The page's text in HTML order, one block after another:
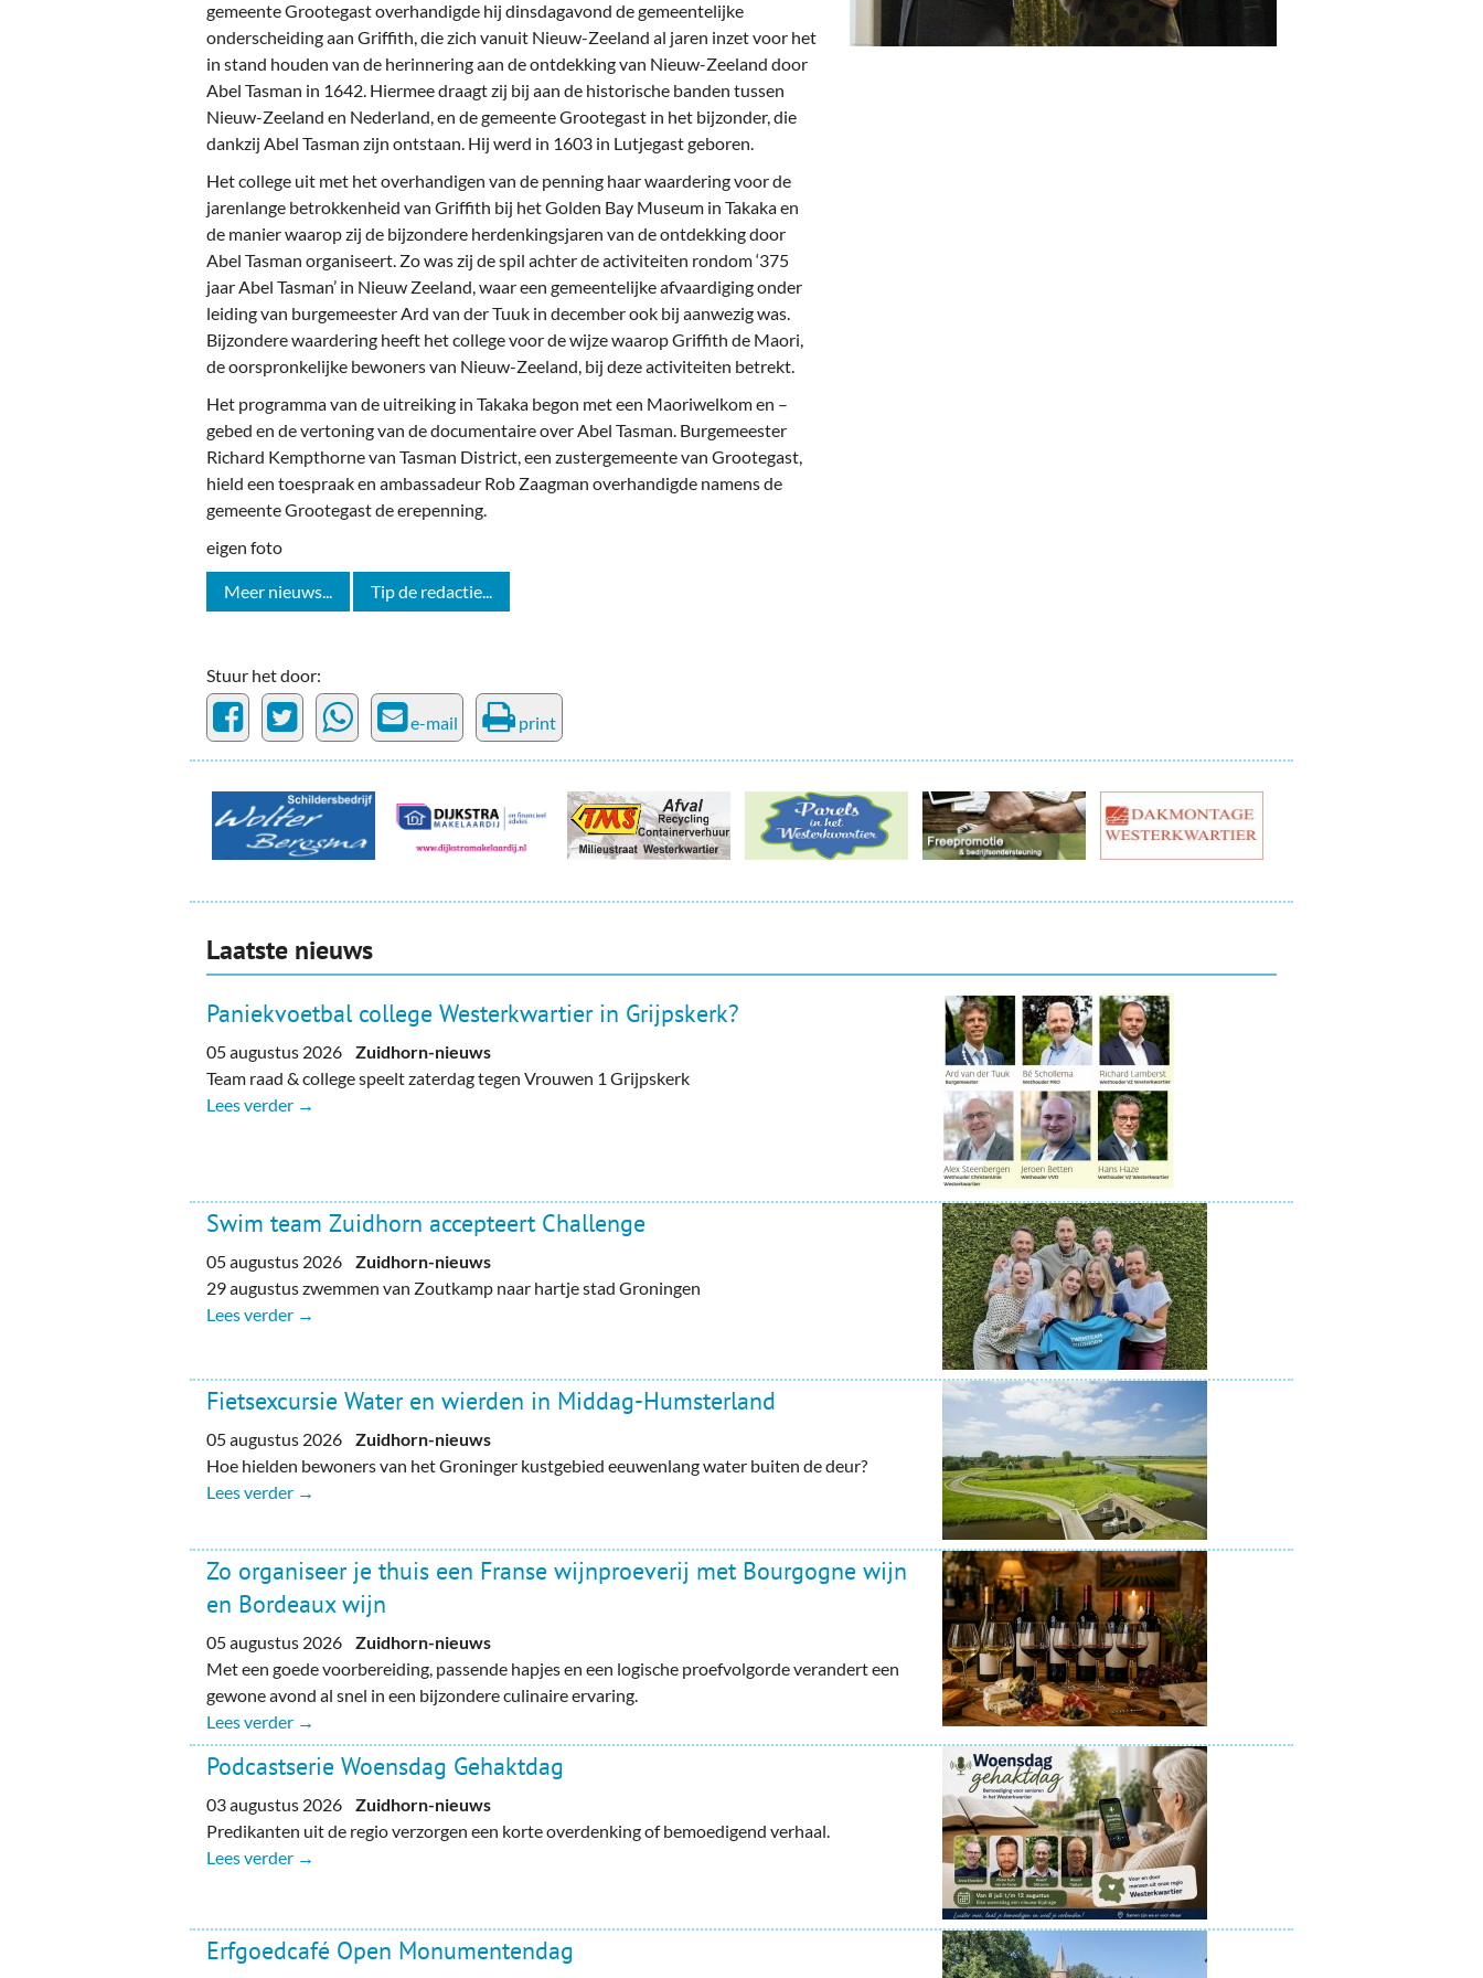
Zuidhorners
On-line bestellen in Zuidhorn
Financiën, Makelaars & Hypotheken
Diensten, Gemak & Zakelijk
(Ver) Bouw & Onderhoud
Bedrijventerreinen
Bedrijven in de Regio Zuidhorn
Bedrijven van Vroeger
gemeente Grootegast overhandigde hij dinsdagavond de gemeentelijke
onderscheiding aan Griffith, die zich vanuit Nieuw-Zeeland al jaren inzet voor het
in stand houden van de herinnering aan de ontdekking van Nieuw-Zeeland door
Abel Tasman in 1642. Hiermee draagt zij bij aan de historische banden tussen
Nieuw-Zeeland en Nederland, en de gemeente Grootegast in het bijzonder, die
dankzij Abel Tasman zijn ontstaan. Hij werd in 1603 in Lutjegast geboren.
Het college uit met het overhandigen van de penning haar waardering voor de
jarenlange betrokkenheid van Griffith bij het Golden Bay Museum in Takaka en
de manier waarop zij de bijzondere herdenkingsjaren van de ontdekking door
Abel Tasman organiseert. Zo was zij de spil achter de activiteiten rondom ‘375
jaar Abel Tasman’ in Nieuw Zeeland, waar een gemeentelijke afvaardiging onder
leiding van burgemeester Ard van der Tuuk in december ook bij aanwezig was.
Bijzondere waardering heeft het college voor de wijze waarop Griffith de Maori,
de oorspronkelijke bewoners van Nieuw-Zeeland, bij deze activiteiten betrekt.
Het programma van de uitreiking in Takaka begon met een Maoriwelkom en –
gebed en de vertoning van de documentaire over Abel Tasman. Burgemeester
Richard Kempthorne van Tasman District, een zustergemeente van Grootegast,
hield een toespraak en ambassadeur Rob Zaagman overhandigde namens de
gemeente Grootegast de erepenning.
eigen foto
Meer nieuws... Tip de redactie...
Stuur het door:
e-mail print
Laatste nieuws
Paniekvoetbal college Westerkwartier in Grijpskerk?
05 augustus 2026Zuidhorn-nieuws
Team raad & college speelt zaterdag tegen Vrouwen 1 Grijpskerk
Lees verder →
Swim team Zuidhorn accepteert Challenge
05 augustus 2026Zuidhorn-nieuws
29 augustus zwemmen van Zoutkamp naar hartje stad Groningen
Lees verder →
Fietsexcursie Water en wierden in Middag-Humsterland
05 augustus 2026Zuidhorn-nieuws
Hoe hielden bewoners van het Groninger kustgebied eeuwenlang water buiten de deur?
Lees verder →
Zo organiseer je thuis een Franse wijnproeverij met Bourgogne wijn
en Bordeaux wijn
05 augustus 2026Zuidhorn-nieuws
Met een goede voorbereiding, passende hapjes en een logische proefvolgorde verandert een
gewone avond al snel in een bijzondere culinaire ervaring.
Lees verder →
Podcastserie Woensdag Gehaktdag
03 augustus 2026Zuidhorn-nieuws
Predikanten uit de regio verzorgen een korte overdenking of bemoedigend verhaal.
Lees verder →
Erfgoedcafé Open Monumentendag